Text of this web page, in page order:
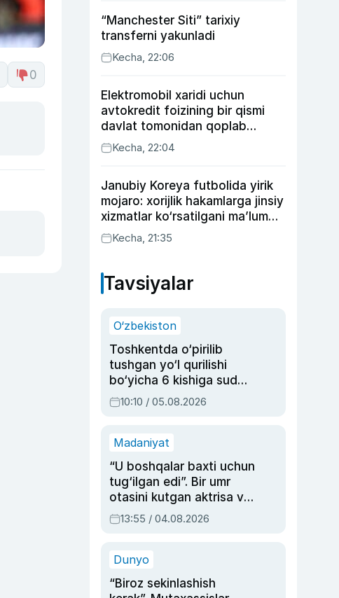
0
“Manchester Siti” tarixiy
transferni yakunladi
Kecha, 22:06
Elektromobil xaridi uchun
avtokredit foizining bir qismi
davlat tomonidan qoplab
berilishi mumkin
Kecha, 22:04
Janubiy Koreya futbolida yirik
mojaro: xorijlik hakamlarga jinsiy
xizmatlar ko‘rsatilgani ma’lum
qilindi
Kecha, 21:35
Tavsiyalar
O‘zbekiston
Toshkentda o‘pirilib
tushgan yo‘l qurilishi
bo‘yicha 6 kishiga sud
hukmi o‘qildi
10:10 / 05.08.2026
Madaniyat
“U boshqalar baxti uchun
tug‘ilgan edi”. Bir umr
otasini kutgan aktrisa va
dublyaj ustasi Rimma
Ahmedovaning
13:55 / 04.08.2026
Dunyo
“Biroz sekinlashish